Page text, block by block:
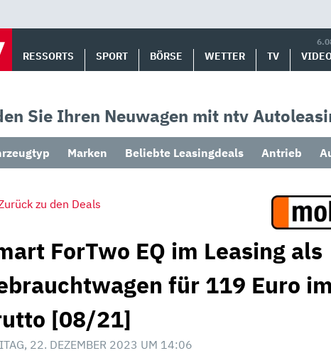
RESSORTS SPORT BÖRSE WETTER TV
Sie Ihren Neuwagen mit ntv
Marken Beliebte Leasingdeals Antrieb
zu den Deals
ForTwo EQ im Leasing als
für 119 Euro
[08/21]
22. DEZEMBER 2023 UM 14:06